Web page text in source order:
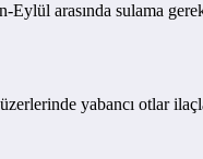
arasında sulama
yabancı otlar